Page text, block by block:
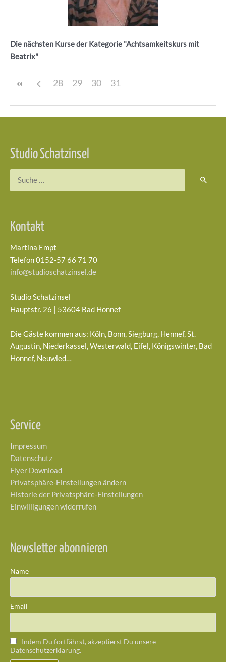
Die nächsten Kurse der Kategorie "Achtsamkeitskurs mit
Beatrix"
28 29 30 31
Studio Schatzinsel
Kontakt
Martina Empt
Telefon 0152-57 66 71 70
info@studioschatzinsel.de
Studio Schatzinsel
Hauptstr. 26 | 53604 Bad Honnef
Die Gäste kommen aus: Köln, Bonn, Siegburg, Hennef, St.
Augustin, Niederkassel, Westerwald, Eifel, Königswinter, Bad
Honnef, Neuwied…
Service
Impressum
Datenschutz
Flyer Download
Privatsphäre-Einstellungen ändern
Historie der Privatsphäre-Einstellungen
Einwilligungen widerrufen
Newsletter abonnieren
Name
Email
Indem Du fortfährst, akzeptierst Du unsere
Datenschutzerklärung.